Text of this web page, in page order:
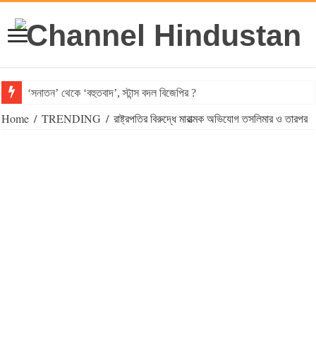
‘সনাতন’ থেকে ‘বহুতবাদ’, স্টান্স বদল বিজেপির ?
Home / TRENDING / রাষ্ট্রপতির বিরুদ্ধে মারাত্মক অভিযোগ তসলিমার ও তারপর